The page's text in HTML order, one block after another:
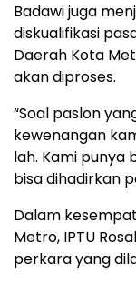
Badawi juga
diskualifikasi
Daerah Kota
akan diproses.
“Soal paslon
kewenangan
lah. Kami punya
bisa dihadirkan
Dalam
Metro, IPTU
perkara yang